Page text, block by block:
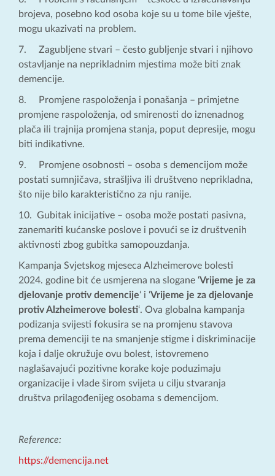
brojeva, posebno kod osoba koje su u tome bile vješte,
mogu ukazivati na problem.
7. Zagubljene stvari – često gubljenje stvari i njihovo
ostavljanje na neprikladnim mjestima može biti znak
demencije.
8. Promjene raspoloženja i ponašanja – primjetne
promjene raspoloženja, od smirenosti do iznenadnog
plača ili trajnija promjena stanja, poput depresije, mogu
biti indikativne.
9. Promjene osobnosti – osoba s demencijom može
postati sumnjičava, strašljiva ili društveno neprikladna,
što nije bilo karakteristično za nju ranije.
10. Gubitak inicijative – osoba može postati pasivna,
zanemariti kućanske poslove i povući se iz društvenih
aktivnosti zbog gubitka samopouzdanja.
Kampanja Svjetskog mjeseca Alzheimerove bolesti
2024. godine bit će usmjerena na slogane ‘Vrijeme je za
djelovanje protiv demencije‘ i ‘Vrijeme je za djelovanje
protiv Alzheimerove bolesti‘. Ova globalna kampanja
podizanja svijesti fokusira se na promjenu stavova
prema demenciji te na smanjenje stigme i diskriminacije
koja i dalje okružuje ovu bolest, istovremeno
naglašavajući pozitivne korake koje poduzimaju
organizacije i vlade širom svijeta u cilju stvaranja
društva prilagođenijeg osobama s demencijom.
Reference:
https://demencija.net